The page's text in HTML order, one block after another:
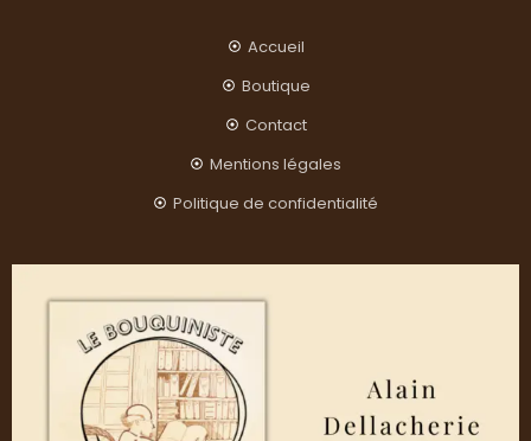
Accueil
Boutique
Contact
Mentions légales
Politique de confidentialité